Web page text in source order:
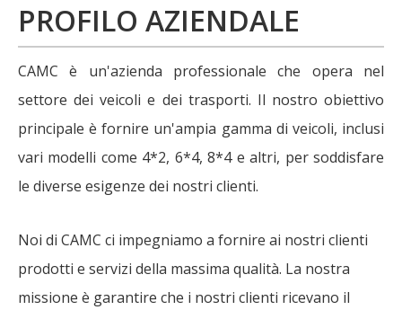
PROFILO AZIENDALE
CAMC è un'azienda professionale che opera nel
settore dei veicoli e dei trasporti. Il nostro obiettivo
principale è fornire un'ampia gamma di veicoli, inclusi
vari modelli come 4*2, 6*4, 8*4 e altri, per soddisfare
le diverse esigenze dei nostri clienti.
Noi di CAMC ci impegniamo a fornire ai nostri clienti
prodotti e servizi della massima qualità. La nostra
missione è garantire che i nostri clienti ricevano il